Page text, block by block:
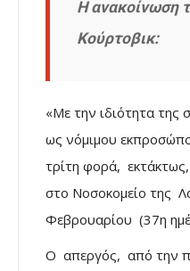
Η ανακοίνωση
Κούρτοβικ:
«Με την ιδιότητα της
ως νόμιμου
τρίτη φορά,
στο Νοσοκομείο της
Φεβρουαρίου (37η
Ο απεργός, από την